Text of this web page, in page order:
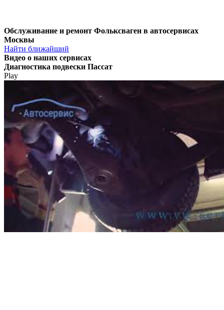
Обслуживание и ремонт Фольксваген в автосервисах
Москвы
Найти ближайший
Видео о наших сервисах
Диагностика подвески Пассат
Play